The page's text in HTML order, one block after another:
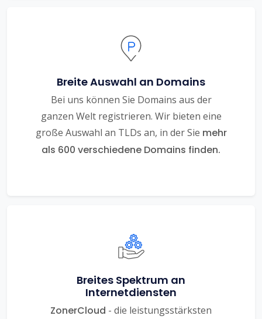
Breite Auswahl an Domains
Bei uns können Sie Domains aus der
ganzen Welt registrieren. Wir bieten eine
große Auswahl an TLDs an, in der Sie mehr
als 600 verschiedene Domains finden.
Breites Spektrum an
Internetdiensten
ZonerCloud - die leistungsstärksten